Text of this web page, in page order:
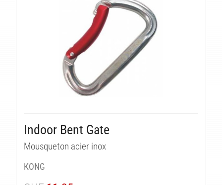
Indoor Bent Gate
Mousqueton acier inox
KONG